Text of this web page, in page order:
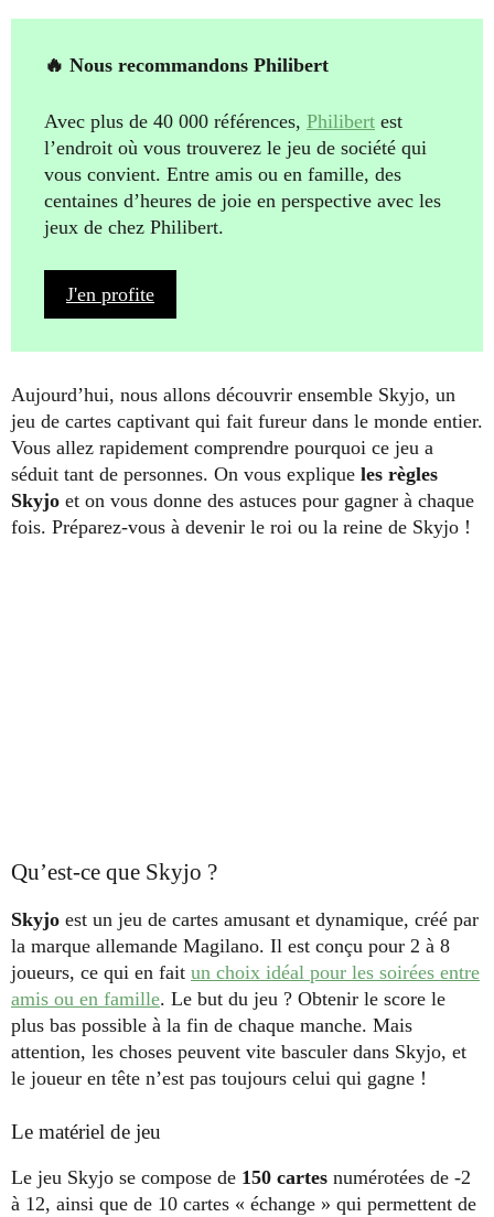
🔥 Nous recommandons Philibert
Avec plus de 40 000 références, Philibert est
l’endroit où vous trouverez le jeu de société qui
vous convient. Entre amis ou en famille, des
centaines d’heures de joie en perspective avec les
jeux de chez Philibert.
J'en profite
Aujourd’hui, nous allons découvrir ensemble Skyjo, un
jeu de cartes captivant qui fait fureur dans le monde entier.
Vous allez rapidement comprendre pourquoi ce jeu a
séduit tant de personnes. On vous explique les règles
Skyjo et on vous donne des astuces pour gagner à chaque
fois. Préparez-vous à devenir le roi ou la reine de Skyjo !
Qu’est-ce que Skyjo ?
Skyjo est un jeu de cartes amusant et dynamique, créé par
la marque allemande Magilano. Il est conçu pour 2 à 8
joueurs, ce qui en fait un choix idéal pour les soirées entre
amis ou en famille. Le but du jeu ? Obtenir le score le
plus bas possible à la fin de chaque manche. Mais
attention, les choses peuvent vite basculer dans Skyjo, et
le joueur en tête n’est pas toujours celui qui gagne !
Le matériel de jeu
Le jeu Skyjo se compose de 150 cartes numérotées de -2
à 12, ainsi que de 10 cartes « échange » qui permettent de